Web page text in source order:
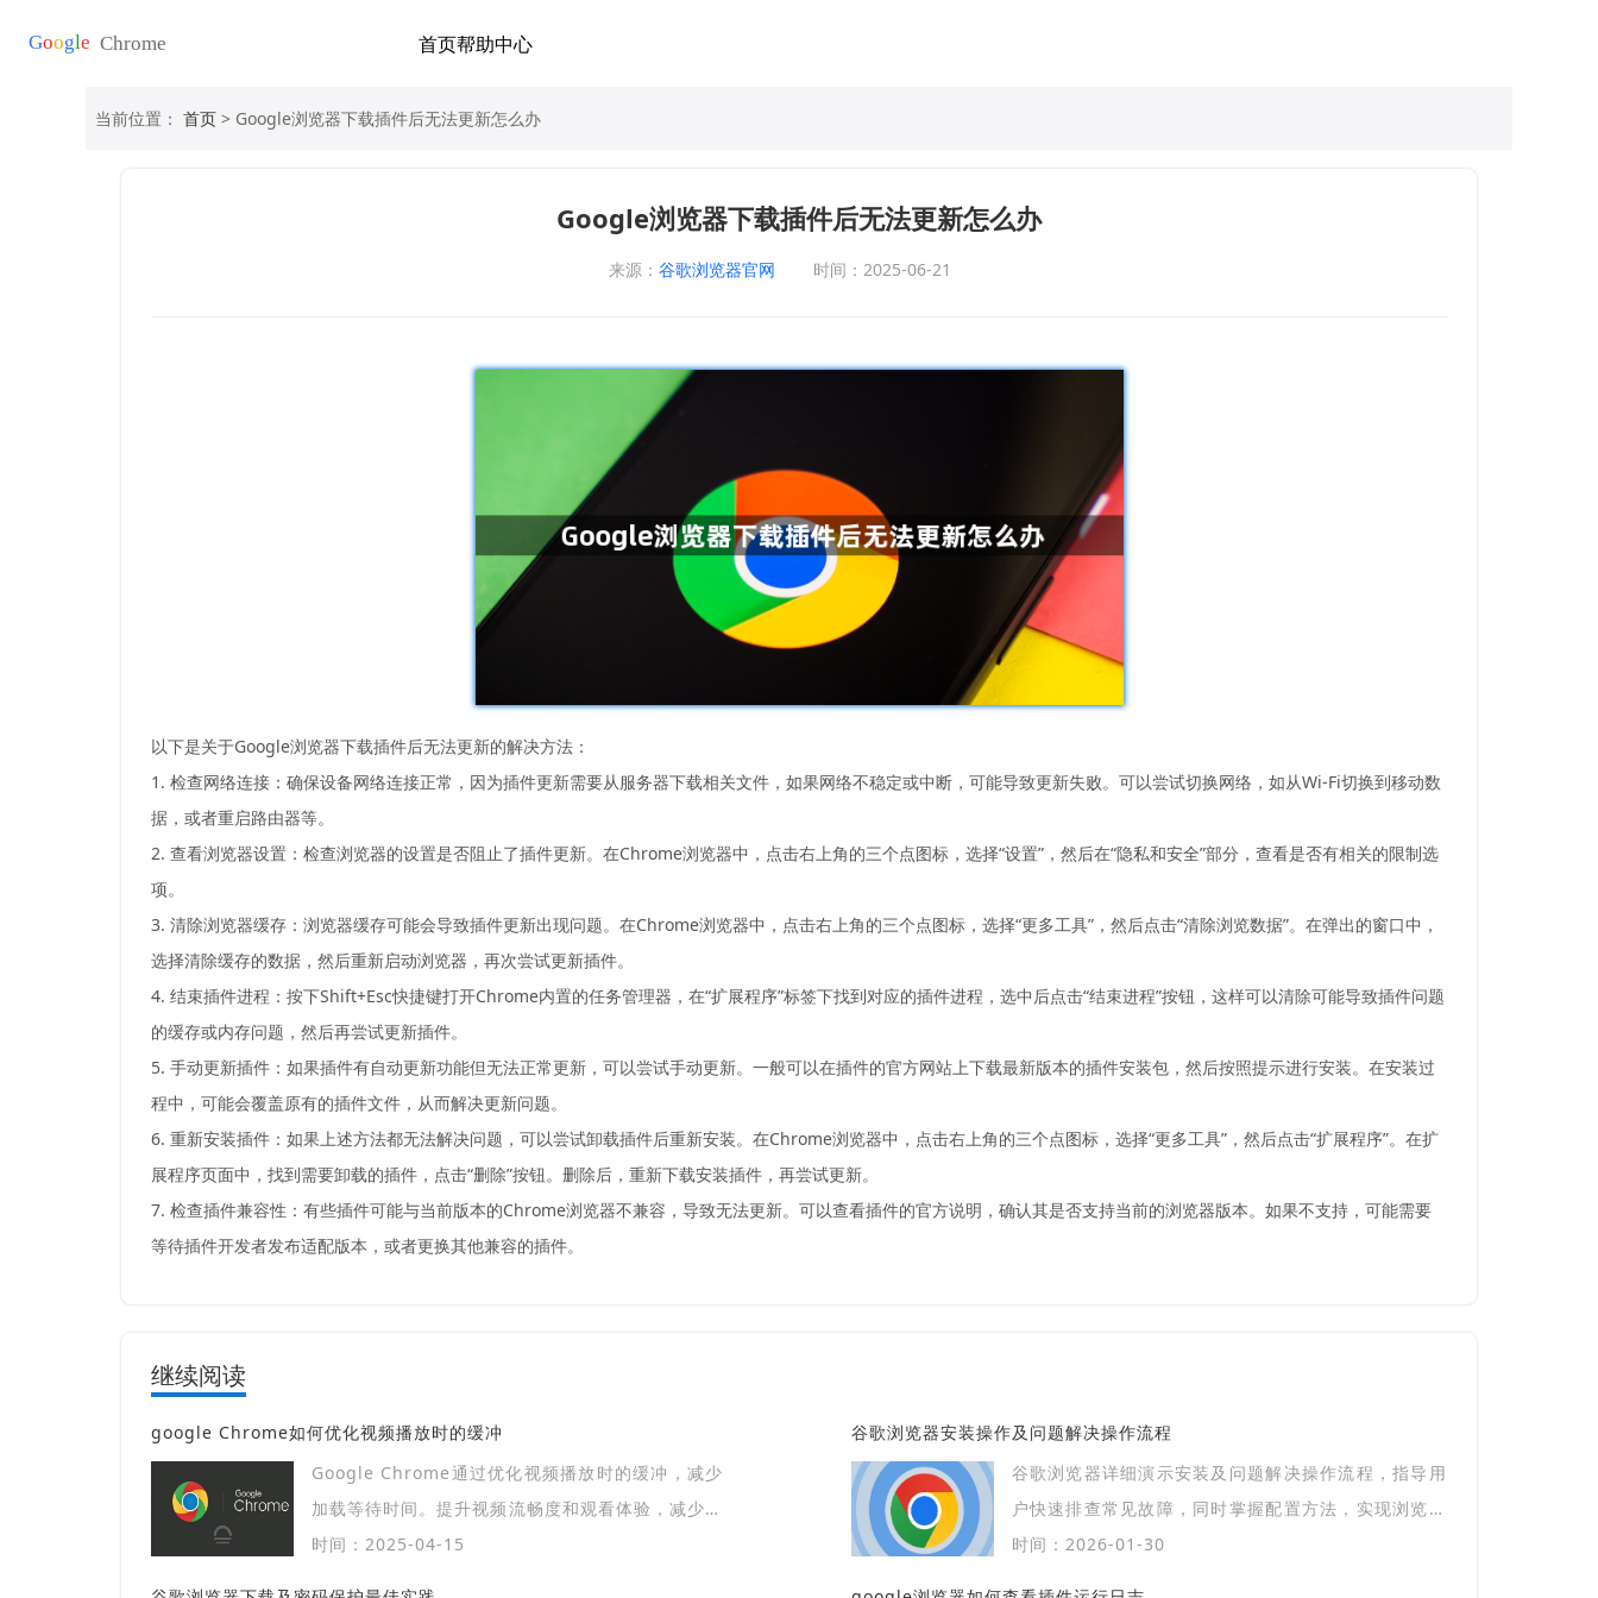
首页帮助中心
当前位置： 首页 > Google浏览器下载插件后无法更新怎么办
Google浏览器下载插件后无法更新怎么办
来源： 谷歌浏览器官网 时间：2025-06-21
以下是关于Google浏览器下载插件后无法更新的解决方法：
1. 检查网络连接：确保设备网络连接正常，因为插件更新需要从服务器下载相关文件，如果网络不稳定或中断，可能导致更新失败。可以尝试切换网络，如从Wi-Fi切换到移动数
据，或者重启路由器等。
2. 查看浏览器设置：检查浏览器的设置是否阻止了插件更新。在Chrome浏览器中，点击右上角的三个点图标，选择“设置”，然后在“隐私和安全”部分，查看是否有相关的限制选
项。
3. 清除浏览器缓存：浏览器缓存可能会导致插件更新出现问题。在Chrome浏览器中，点击右上角的三个点图标，选择“更多工具”，然后点击“清除浏览数据”。在弹出的窗口中，
选择清除缓存的数据，然后重新启动浏览器，再次尝试更新插件。
4. 结束插件进程：按下Shift+Esc快捷键打开Chrome内置的任务管理器，在“扩展程序”标签下找到对应的插件进程，选中后点击“结束进程”按钮，这样可以清除可能导致插件问题
的缓存或内存问题，然后再尝试更新插件。
5. 手动更新插件：如果插件有自动更新功能但无法正常更新，可以尝试手动更新。一般可以在插件的官方网站上下载最新版本的插件安装包，然后按照提示进行安装。在安装过
程中，可能会覆盖原有的插件文件，从而解决更新问题。
6. 重新安装插件：如果上述方法都无法解决问题，可以尝试卸载插件后重新安装。在Chrome浏览器中，点击右上角的三个点图标，选择“更多工具”，然后点击“扩展程序”。在扩
展程序页面中，找到需要卸载的插件，点击“删除”按钮。删除后，重新下载安装插件，再尝试更新。
7. 检查插件兼容性：有些插件可能与当前版本的Chrome浏览器不兼容，导致无法更新。可以查看插件的官方说明，确认其是否支持当前的浏览器版本。如果不支持，可能需要
等待插件开发者发布适配版本，或者更换其他兼容的插件。
继续阅读
google Chrome如何优化视频播放时的缓冲
Google Chrome通过优化视频播放时的缓冲，减少
加载等待时间。提升视频流畅度和观看体验，减少中
断，确保更顺畅的高清视频播放。
时间：2025-04-15
谷歌浏览器安装操作及问题解决操作流程
谷歌浏览器详细演示安装及问题解决操作流程，指导用
户快速排查常见故障，同时掌握配置方法，实现浏览器
稳定高效运行。
时间：2026-01-30